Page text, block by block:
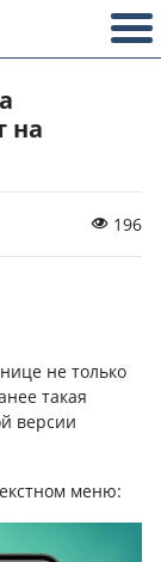
на
196
не только
такая
версии
меню: